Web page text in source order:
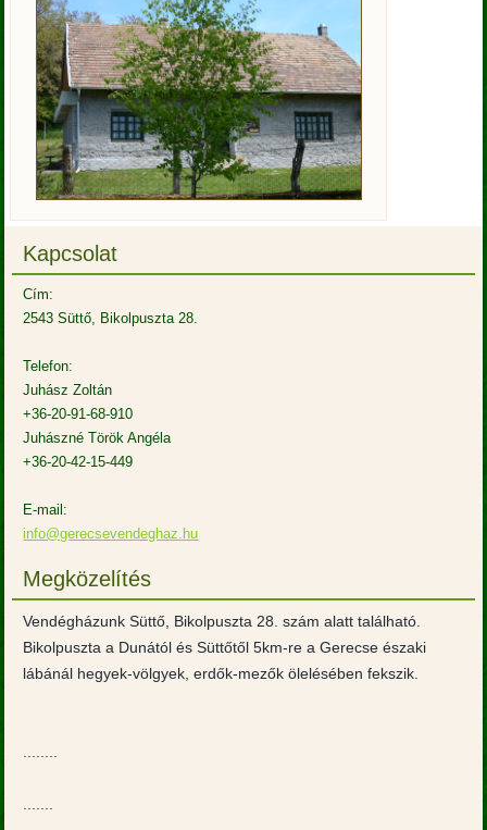
Kapcsolat
Cím:
2543 Süttő, Bikolpuszta 28.
Telefon:
Juhász Zoltán
+36-20-91-68-910
Juhászné Török Angéla
+36-20-42-15-449
E-mail:
info@gerecsevendeghaz.hu
Megközelítés
Vendégházunk Süttő, Bikolpuszta 28. szám alatt található.
Bikolpuszta a Dunától és Süttőtől 5km-re a Gerecse északi
lábánál hegyek-völgyek, erdők-mezők ölelésében fekszik.